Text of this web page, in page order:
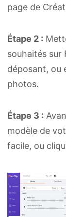
page de
Étape 2 :
souhaités sur
déposant, ou
photos.
Étape 3 :
modèle de
facile, ou